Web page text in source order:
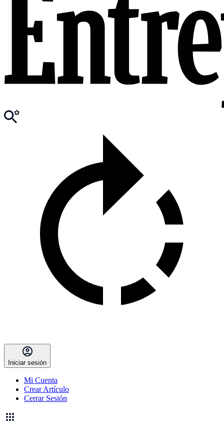
Iniciar sesión
Mi Cuenta
Crear Artículo
Cerrar Sesión